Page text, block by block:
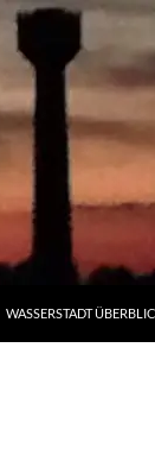
WASSERSTADT